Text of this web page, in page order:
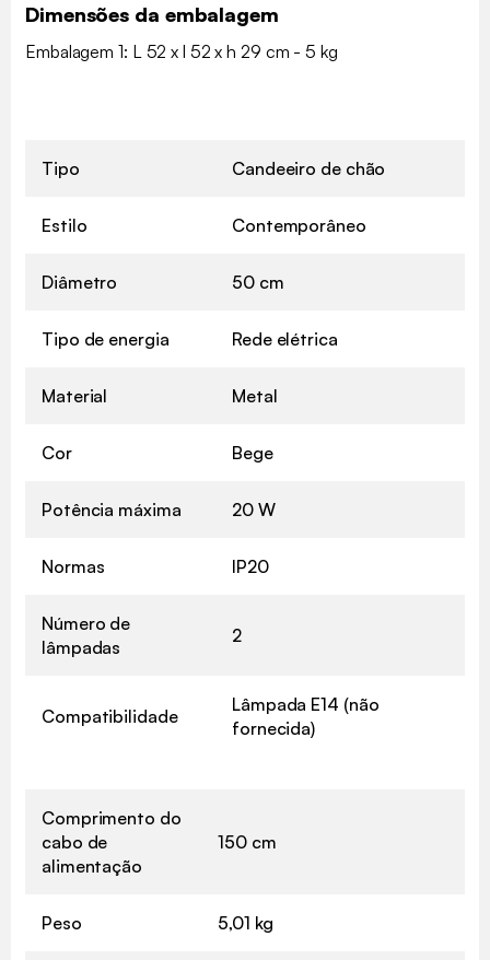
Dimensões da embalagem
Embalagem 1: L 52 x l 52 x h 29 cm - 5 kg
Tipo Candeeiro de chão
Estilo Contemporâneo
Diâmetro 50 cm
Tipo de energia Rede elétrica
Material Metal
Cor Bege
Potência máxima 20 W
Normas IP20
Número de
lâmpadas
2
Compatibilidade
Lâmpada E14 (não
fornecida)
Comprimento do
cabo de
alimentação
150 cm
Peso 5,01 kg